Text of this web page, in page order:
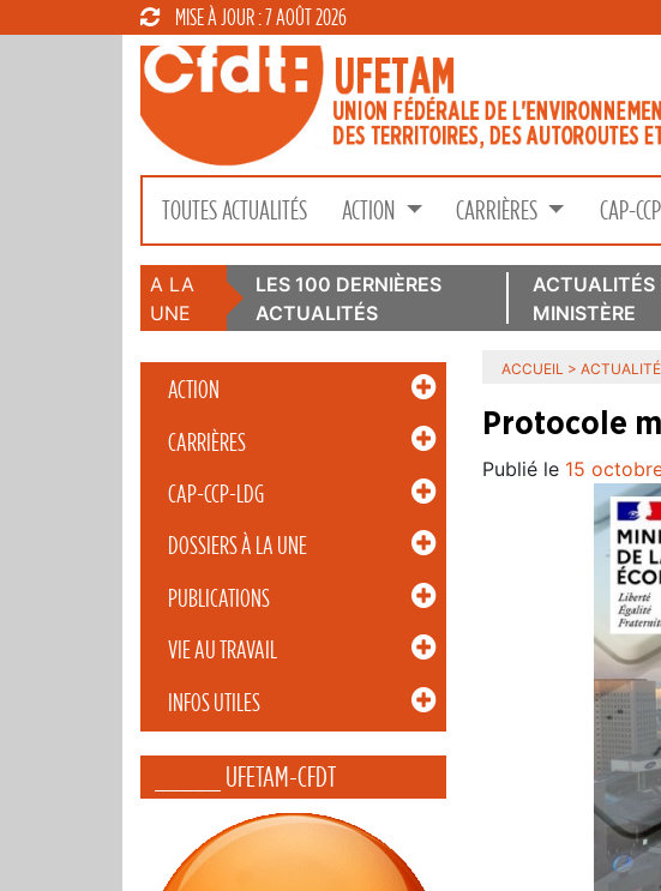
MISE À JOUR : 7 AOÛT 2026
TOUTES ACTUALITÉS ACTION CARRIÈRES CAP-
A LA
UNE
LES 100 DERNIÈRES
ACTUALITÉS
ACTUALITÉS
MINISTÈRE
ACTION
CARRIÈRES
CAP-CCP-LDG
DOSSIERS À LA UNE
PUBLICATIONS
VIE AU TRAVAIL
INFOS UTILES
_____ UFETAM-CFDT
ACCUEIL >
Protocole
Publié le 15